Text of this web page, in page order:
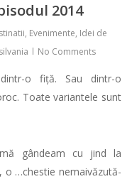
2014
, Evenimente, Idei de
No Comments
o fiță. Sau dintr-o
Toate variantele sunt
gândeam cu jind la
o …chestie nemaivăzută-